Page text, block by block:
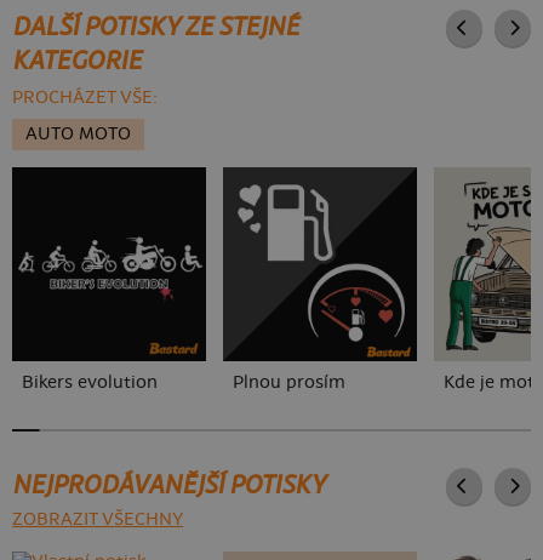
DALŠÍ POTISKY ZE STEJNÉ
KATEGORIE
PROCHÁZET VŠE:
AUTO MOTO
Bikers evolution Plnou prosím Kde je
NEJPRODÁVANĚJŠÍ POTISKY
ZOBRAZIT VŠECHNY